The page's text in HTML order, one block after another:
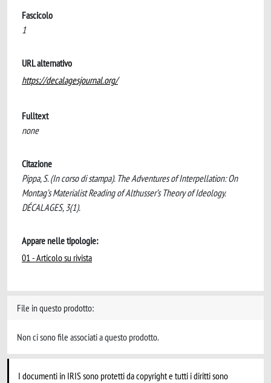
Fascicolo
1
URL alternativo
https://decalagesjournal.org/
Fulltext
none
Citazione
Pippa, S. (In corso di stampa). The Adventures of Interpellation: On
Montag’s Materialist Reading of Althusser’s Theory of Ideology.
DÉCALAGES, 3(1).
Appare nelle tipologie:
01 - Articolo su rivista
File in questo prodotto:
Non ci sono file associati a questo prodotto.
I documenti in IRIS sono protetti da copyright e tutti i diritti sono